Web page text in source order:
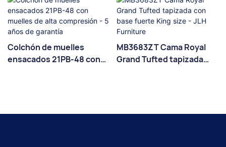
Colchón de muelles
ensacados 21PB-48 con
MB3683ZT Cama Royal
Grand Tufted tapizada